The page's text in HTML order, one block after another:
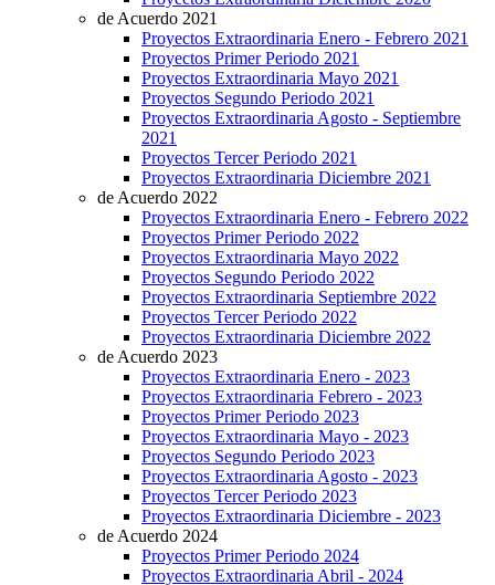
de Acuerdo 2021
Proyectos Extraordinaria Enero - Febrero 2021
Proyectos Primer Periodo 2021
Proyectos Extraordinaria Mayo 2021
Proyectos Segundo Periodo 2021
Proyectos Extraordinaria Agosto - Septiembre
2021
Proyectos Tercer Periodo 2021
Proyectos Extraordinaria Diciembre 2021
de Acuerdo 2022
Proyectos Extraordinaria Enero - Febrero 2022
Proyectos Primer Periodo 2022
Proyectos Extraordinaria Mayo 2022
Proyectos Segundo Periodo 2022
Proyectos Extraordinaria Septiembre 2022
Proyectos Tercer Periodo 2022
Proyectos Extraordinaria Diciembre 2022
de Acuerdo 2023
Proyectos Extraordinaria Enero - 2023
Proyectos Extraordinaria Febrero - 2023
Proyectos Primer Periodo 2023
Proyectos Extraordinaria Mayo - 2023
Proyectos Segundo Periodo 2023
Proyectos Extraordinaria Agosto - 2023
Proyectos Tercer Periodo 2023
Proyectos Extraordinaria Diciembre - 2023
de Acuerdo 2024
Proyectos Primer Periodo 2024
Proyectos Extraordinaria Abril - 2024